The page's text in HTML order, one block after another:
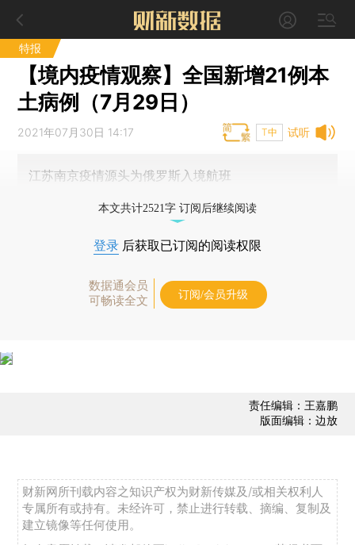
特报
【境内疫情观察】全国新增21例本
土病例（7月29日）
试听
2021年07月30日 14:17 T中
江苏南京疫情源头为俄罗斯入境航班
本文共计2521字 订阅后继续阅读
登录 后获取已订阅的阅读权限
数据通会员
可畅读全文
订阅/会员升级
责任编辑：王嘉鹏
版面编辑：边放
财新网所刊载内容之知识产权为财新传媒及/或相关权利人
专属所有或持有。未经许可，禁止进行转载、摘编、复制及
建立镜像等任何使用。